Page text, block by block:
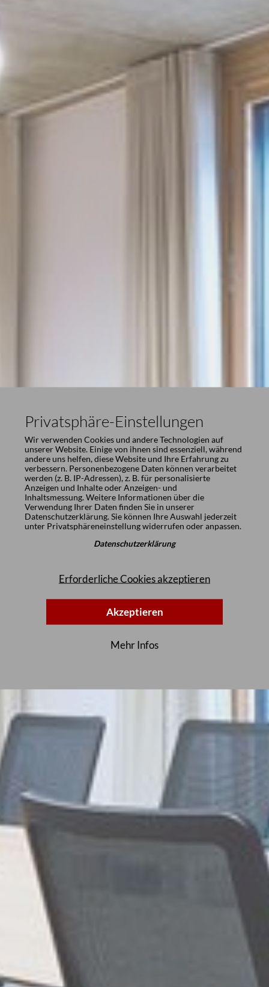
Privatsphäre-Einstellungen
Wir verwenden Cookies und andere Technologien auf
unserer Website. Einige von ihnen sind essenziell, während
andere uns helfen, diese Website und Ihre Erfahrung zu
verbessern. Personenbezogene Daten können verarbeitet
werden (z. B. IP-Adressen), z. B. für personalisierte
Anzeigen und Inhalte oder Anzeigen- und
Inhaltsmessung. Weitere Informationen über die
Verwendung Ihrer Daten finden Sie in unserer
Datenschutzerklärung. Sie können Ihre Auswahl jederzeit
unter Privatsphäreneinstellungwiderrufen oder anpassen.
Datenschutzerklärung
Erforderliche Cookies akzeptieren
Akzeptieren
Mehr Infos